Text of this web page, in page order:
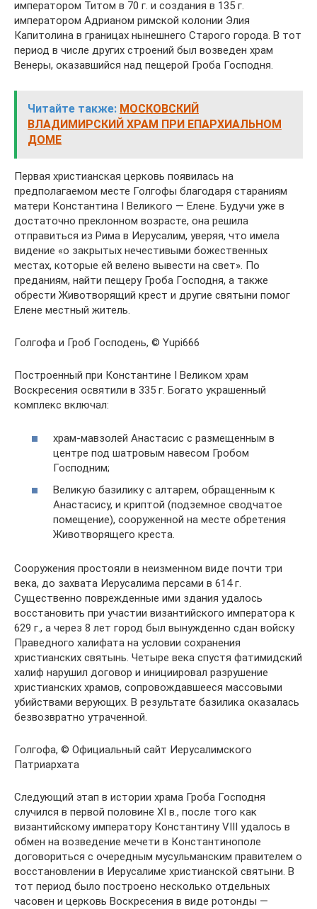
императором Титом в 70 г. и создания в 135 г.
императором Адрианом римской колонии Элия
Капитолина в границах нынешнего Старого города. В тот
период в числе других строений был возведен храм
Венеры, оказавшийся над пещерой Гроба Господня.
Читайте также: МОСКОВСКИЙ
ВЛАДИМИРСКИЙ ХРАМ ПРИ ЕПАРХИАЛЬНОМ
ДОМЕ
Первая христианская церковь появилась на
предполагаемом месте Голгофы благодаря стараниям
матери Константина I Великого — Елене. Будучи уже в
достаточно преклонном возрасте, она решила
отправиться из Рима в Иерусалим, уверяя, что имела
видение «о закрытых нечестивыми божественных
местах, которые ей велено вывести на свет». По
преданиям, найти пещеру Гроба Господня, а также
обрести Животворящий крест и другие святыни помог
Елене местный житель.
Голгофа и Гроб Господень, © Yupi666
Построенный при Константине I Великом храм
Воскресения освятили в 335 г. Богато украшенный
комплекс включал:
храм-мавзолей Анастасис с размещенным в
центре под шатровым навесом Гробом
Господним;
Великую базилику с алтарем, обращенным к
Анастасису, и криптой (подземное сводчатое
помещение), сооруженной на месте обретения
Животворящего креста.
Сооружения простояли в неизменном виде почти три
века, до захвата Иерусалима персами в 614 г.
Существенно поврежденные ими здания удалось
восстановить при участии византийского императора к
629 г., а через 8 лет город был вынужденно сдан войску
Праведного халифата на условии сохранения
христианских святынь. Четыре века спустя фатимидский
халиф нарушил договор и инициировал разрушение
христианских храмов, сопровождавшееся массовыми
убийствами верующих. В результате базилика оказалась
безвозвратно утраченной.
Голгофа, © Официальный сайт Иерусалимского
Патриархата
Следующий этап в истории храма Гроба Господня
случился в первой половине XI в., после того как
византийскому императору Константину VIII удалось в
обмен на возведение мечети в Константинополе
договориться с очередным мусульманским правителем о
восстановлении в Иерусалиме христианской святыни. В
тот период было построено несколько отдельных
часовен и церковь Воскресения в виде ротонды —